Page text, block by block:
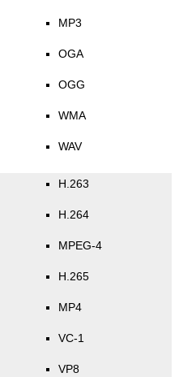
MP3
OGA
OGG
WMA
WAV
H.263
H.264
MPEG-4
H.265
MP4
VC-1
VP8